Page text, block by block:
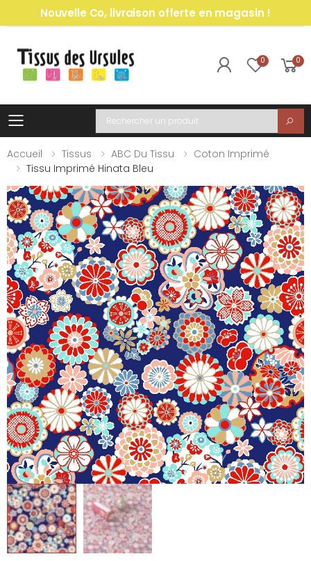
Nouvelle Co, livraison offerte en magasin !
0 0
Toggle mobile menu
Recherche
Accueil
Tissus ABC Du Tissu
Coton Imprimé
Tissu Imprimé Hinata Bleu